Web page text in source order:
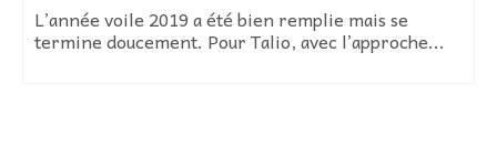
L’année voile 2019 a été bien remplie mais se
termine doucement. Pour Talio, avec l’approche...